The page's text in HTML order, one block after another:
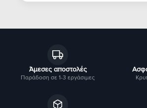
Άμεσες αποστολές
Παράδοση σε 1-3 εργάσιμες